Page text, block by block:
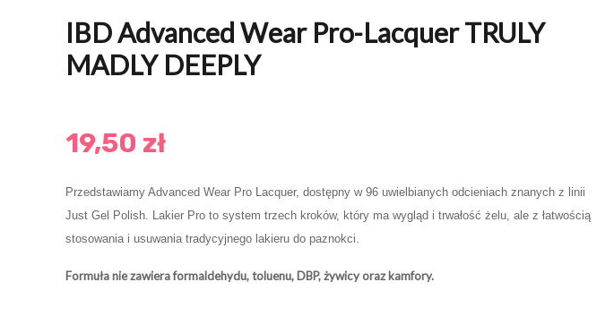
IBD Advanced Wear Pro-Lacquer TRULY
MADLY DEEPLY
19,50 zł
Przedstawiamy Advanced Wear Pro Lacquer, dostępny w 96 uwielbianych odcieniach znanych z linii
Just Gel Polish. Lakier Pro to system trzech kroków, który ma wygląd i trwałość żelu, ale z łatwością
stosowania i usuwania tradycyjnego lakieru do paznokci.
Formuła nie zawiera formaldehydu, toluenu, DBP, żywicy oraz kamfory.